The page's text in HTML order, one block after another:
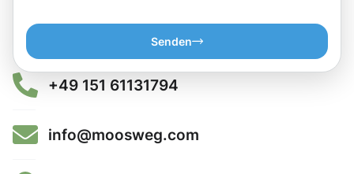
Senden
+49 151 61131794
info@moosweg.com